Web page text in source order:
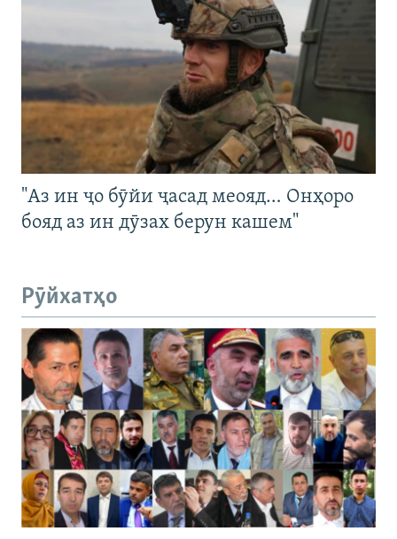
"Аз ин ҷо бӯйи ҷасад меояд… Онҳоро
бояд аз ин дӯзах берун кашем"
Рӯйхатҳо